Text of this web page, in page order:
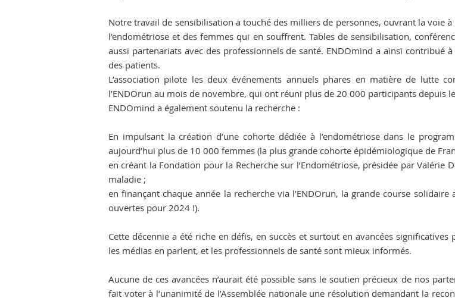
Notre travail de sensibilisation a touché des milliers de personnes, ouvrant la voie
l'endométriose et des femmes qui en souffrent. Tables de sensibilisation,
aussi partenariats avec des professionnels de santé. ENDOmind a ainsi contribué
des patients.
L’association pilote les deux événements annuels phares en matière de lutte
l’ENDOrun au mois de novembre, qui ont réuni plus de 20 000 participants depuis
ENDOmind a également soutenu la recherche :
En impulsant la création d’une cohorte dédiée à l’endométriose dans le
aujourd’hui plus de 10 000 femmes (la plus grande cohorte épidémiologique de
en créant la Fondation pour la Recherche sur l’Endométriose, présidée par Valérie
maladie ;
en finançant chaque année la recherche via l’ENDOrun, la grande course
ouvertes pour 2024 !).
Cette décennie a été riche en défis, en succès et surtout en avancées
les médias en parlent, et les professionnels de santé sont mieux informés.
Aucune de ces avancées n’aurait été possible sans le soutien précieux de nos
fait voter à l’unanimité de l’Assemblée nationale une résolution demandant la